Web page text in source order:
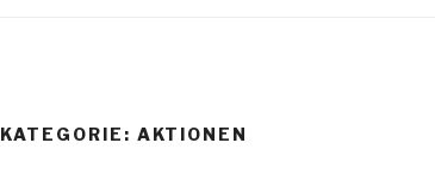
KATEGORIE: AKTIONEN